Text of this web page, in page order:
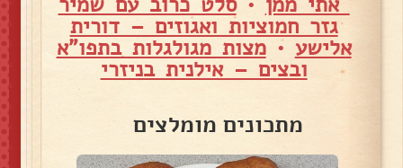
גזר חמוציות ואגוזים – דורית
אלישע •מצות מגולגלות בתפו"א
ובצים – אילנית בניזרי
מתכונים מומלצים